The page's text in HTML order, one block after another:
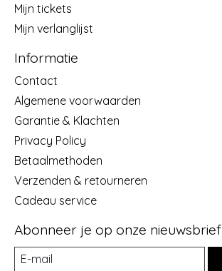
Mijn tickets
Mijn verlanglijst
Informatie
Contact
Algemene voorwaarden
Garantie & Klachten
Privacy Policy
Betaalmethoden
Verzenden & retourneren
Cadeau service
Abonneer je op onze nieuwsbrief